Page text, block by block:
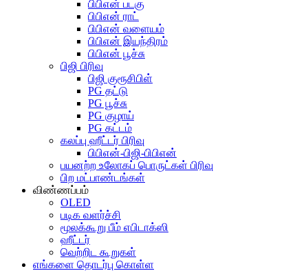
பிபிஎன் படகு
பிபிஎன் ராட்
பிபிஎன் வளையம்
பிபிஎன் இயந்திரம்
பிபிஎன் பூச்சு
பிஜி பிரிவு
பிஜி குரூசிபிள்
PG தட்டு
PG பூச்சு
PG குழாய்
PG கட்டம்
கலப்பு ஹீட்டர் பிரிவு
பிபிஎன்-பிஜி-பிபிஎன்
பயனற்ற உலோகப் பொருட்கள் பிரிவு
பிற மட்பாண்டங்கள்
விண்ணப்பம்
OLED
படிக வளர்ச்சி
மூலக்கூறு பீம் எபிடாக்ஸி
ஹீட்டர்
வெற்றிட கூறுகள்
எங்களை தொடர்பு கொள்ள